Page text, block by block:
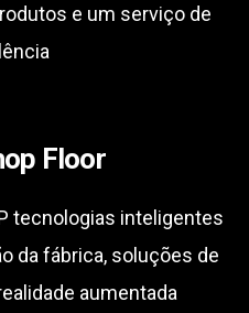
e um serviço de
Floor
tecnologias inteligentes
da fábrica, soluções de
aumentada